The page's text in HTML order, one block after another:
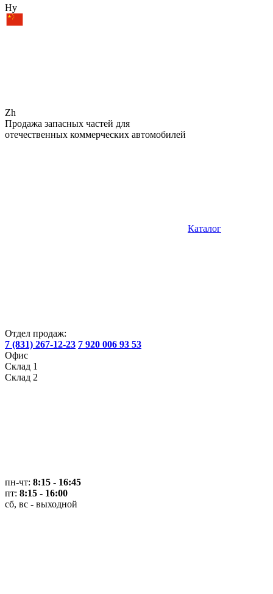
Hy
Zh
Продажа запасных частей для
отечественных коммерческих автомобилей
Каталог
Отдел продаж:
7 (831) 267-12-23 7 920 006 93 53
Офис
Склад 1
Склад 2
пн-чт: 8:15 - 16:45
пт: 8:15 - 16:00
сб, вс - выходной